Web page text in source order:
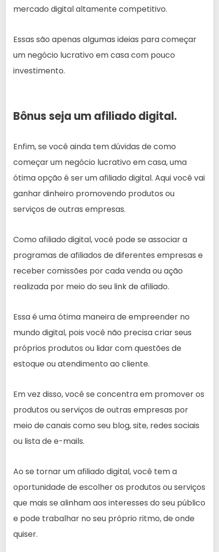
mercado digital altamente competitivo.
Essas são apenas algumas ideias para começar
um negócio lucrativo em casa com pouco
investimento.
Bônus seja um afiliado digital.
Enfim, se você ainda tem dúvidas de como
começar um negócio lucrativo em casa, uma
ótima opção é ser um afiliado digital. Aqui você vai
ganhar dinheiro promovendo produtos ou
serviços de outras empresas.
Como afiliado digital, você pode se associar a
programas de afiliados de diferentes empresas e
receber comissões por cada venda ou ação
realizada por meio do seu link de afiliado.
Essa é uma ótima maneira de empreender no
mundo digital, pois você não precisa criar seus
próprios produtos ou lidar com questões de
estoque ou atendimento ao cliente.
Em vez disso, você se concentra em promover os
produtos ou serviços de outras empresas por
meio de canais como seu blog, site, redes sociais
ou lista de e-mails.
Ao se tornar um afiliado digital, você tem a
oportunidade de escolher os produtos ou serviços
que mais se alinham aos interesses do seu público
e pode trabalhar no seu próprio ritmo, de onde
quiser.